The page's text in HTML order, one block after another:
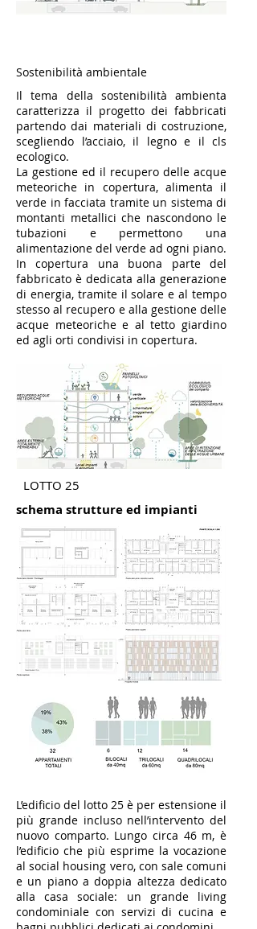
Sostenibilità ambientale
Il tema della sostenibilità ambienta
caratterizza il progetto dei fabbricati
partendo dai materiali di costruzione,
scegliendo l’acciaio, il legno e il cls
ecologico.
La gestione ed il recupero delle acque
meteoriche in copertura, alimenta il
verde in facciata tramite un sistema di
montanti metallici che nascondono le
tubazioni e permettono una
alimentazione del verde ad ogni piano.
In copertura una buona parte del
fabbricato è dedicata alla generazione
di energia, tramite il solare e al tempo
stesso al recupero e alla gestione delle
acque meteoriche e al tetto giardino
ed agli orti condivisi in copertura.
LOTTO 25
schema strutture ed impianti
L’edificio del lotto 25 è per estensione il
più grande incluso nell’intervento del
nuovo comparto. Lungo circa 46 m, è
l’edificio che più esprime la vocazione
al social housing vero, con sale comuni
e un piano a doppia altezza dedicato
alla casa sociale: un grande living
condominiale con servizi di cucina e